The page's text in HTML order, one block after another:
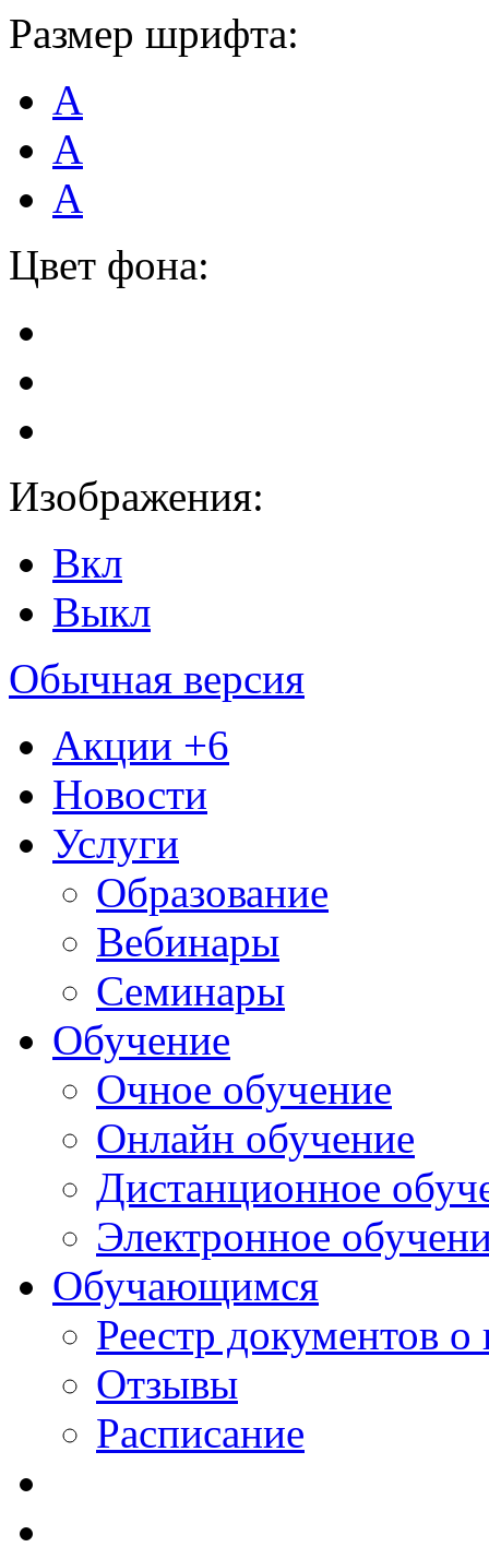
Размер шрифта:
А
А
А
Цвет фона:
Изображения:
Вкл
Выкл
Обычная версия
Акции +6
Новости
Услуги
Образование
Вебинары
Семинары
Обучение
Очное обучение
Онлайн обучение
Дистанционное
Электронное
Обучающимся
Реестр документов
Отзывы
Расписание